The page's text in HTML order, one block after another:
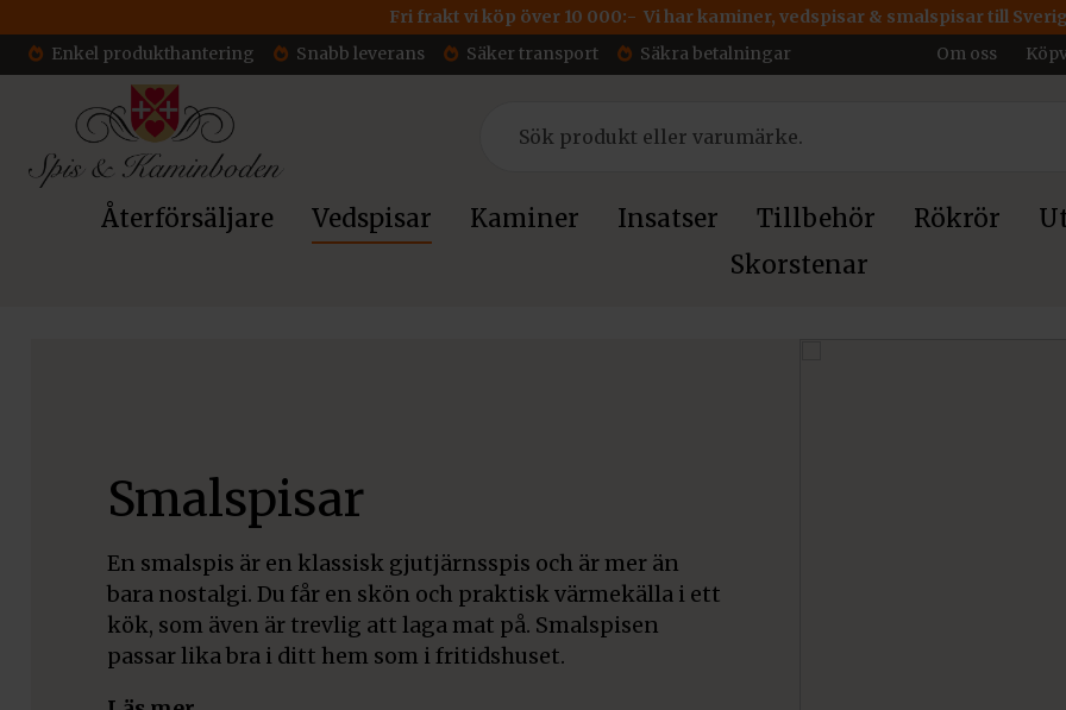
Fri frakt vi köp över 10 000:- Vi har kaminer, vedspisar & smalspisar till
Enkel produkthantering
Snabb leverans Säker transport Säkra betalningar Om oss
Återförsäljare Vedspisar Kaminer Insatser Tillbehör Rökrör
Skorstenar
Smalspisar
En smalspis är en klassisk gjutjärnsspis och är mer än
bara nostalgi. Du får en skön och praktisk värmekälla i ett
kök, som även är trevlig att laga mat på. Smalspisen
passar lika bra i ditt hem som i fritidshuset.